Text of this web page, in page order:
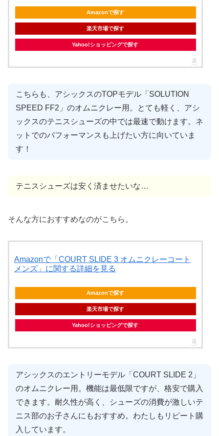
Amazonで探す
楽天市場で探す
Yahoo!ショッピングで探す
こちらも、アシックスのTOPモデル「SOLUTION
SPEED FF2」のオムニクレー用。とても軽く、アシ
ックスのテニスシューズの中では最速で動けます。ネ
ットでのパフォーマンスも上げたい方に向いていま
す！
テニスシューズは安く済ませたいな…
そんな方におすすめなのがこちら。
Amazonで「COURT SLIDE 3 オムニクレーコート
メンズ」に関する詳細を見る
Amazonで探す
楽天市場で探す
Yahoo!ショッピングで探す
アシックスのエントリーモデル「COURT SLIDE 2」
のオムニクレー用。機能は最低限ですが、格安で購入
できます。耐久性が高く、シューズの消費が激しいテ
ニス部のお子さんにもおすすめ。わたしもリピート購
入しています。